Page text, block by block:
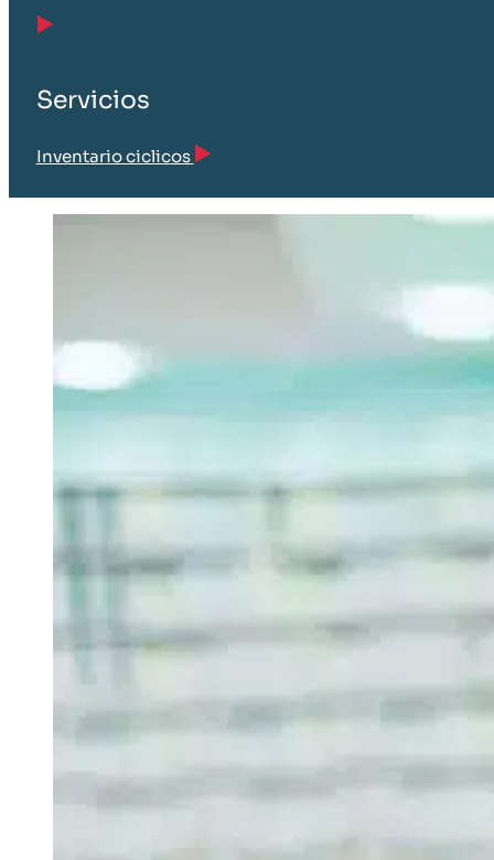
Servicios
Inventario ciclicos